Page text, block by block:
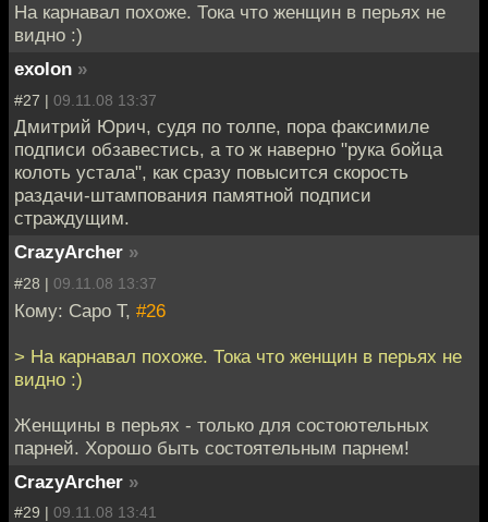
На карнавал похоже. Тока что женщин в перьях не
видно :)
exolon »
#27 | 09.11.08 13:37
Дмитрий Юрич, судя по толпе, пора факсимиле
подписи обзавестись, а то ж наверно "рука бойца
колоть устала", как сразу повысится скорость
раздачи-штампования памятной подписи
страждущим.
CrazyArcher »
#28 | 09.11.08 13:37
Кому: Capo T, #26
> На карнавал похоже. Тока что женщин в перьях не
видно :)
Женщины в перьях - только для состоютельных
парней. Хорошо быть состоятельным парнем!
CrazyArcher »
#29 | 09.11.08 13:41